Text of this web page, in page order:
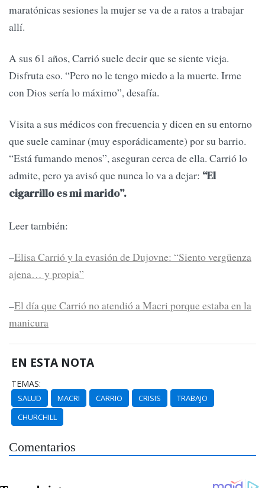
maratónicas sesiones la mujer se va de a ratos a trabajar
allí.
A sus 61 años, Carrió suele decir que se siente vieja.
Disfruta eso. “Pero no le tengo miedo a la muerte. Irme
con Dios sería lo máximo”, desafía.
Visita a sus médicos con frecuencia y dicen en su entorno
que suele caminar (muy esporádicamente) por su barrio.
“Está fumando menos”, aseguran cerca de ella. Carrió lo
admite, pero ya avisó que nunca lo va a dejar: “El
cigarrillo es mi marido”.
Leer también:
–Elisa Carrió y la evasión de Dujovne: “Siento vergüenza
ajena… y propia”
–El día que Carrió no atendió a Macri porque estaba en la
manicura
EN ESTA NOTA
TEMAS:
SALUD MACRI CARRIO CRISIS
TRABAJO
CHURCHILL
Comentarios